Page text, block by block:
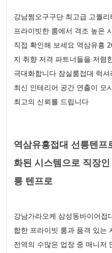
강남쩜오구구단 최고급 고퀄
프라이빗한 룸에서 격조 높은
직접 확인해 보세요 역삼유흥
지 취향 저격 파트너들을 저렴
극대화합니다 잠실룸접대 럭
최신 인테리어 공간 연출이 모
최고의 신뢰를 드립니다
역삼유흥접대 선릉텐프
화된 시스템으로 직장
릉 텐프로
강남가라오케 삼성동바이어접
합한 프라이빗 룸과 품격 있는
전역의 수많은 업장 중 매니저